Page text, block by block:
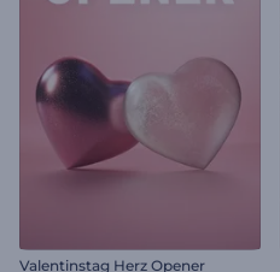
Valentinstag Herz Opener